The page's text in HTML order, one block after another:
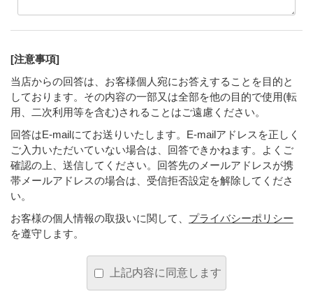
[注意事項]
当店からの回答は、お客様個人宛にお答えすることを目的と
しております。その内容の一部又は全部を他の目的で使用(転
用、二次利用等を含む)されることはご遠慮ください。
回答はE-mailにてお送りいたします。E-mailアドレスを正しく
ご入力いただいていない場合は、回答できかねます。よくご
確認の上、送信してください。回答先のメールアドレスが携
帯メールアドレスの場合は、受信拒否設定を解除してくださ
い。
お客様の個人情報の取扱いに関して、 プライバシーポリシー
を遵守します。
上記内容に同意します